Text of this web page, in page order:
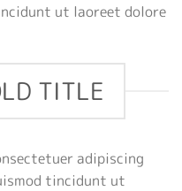
ut laoreet dolore
TITLE
adipiscing
tincidunt ut